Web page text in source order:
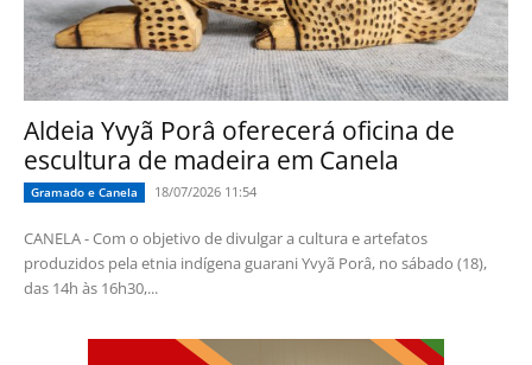
Aldeia Yvyã Porâ oferecerá oficina de
escultura de madeira em Canela
Gramado e Canela 18/07/2026 11:54
CANELA - Com o objetivo de divulgar a cultura e artefatos
produzidos pela etnia indígena guarani Yvyã Porâ, no sábado (18),
das 14h às 16h30,...